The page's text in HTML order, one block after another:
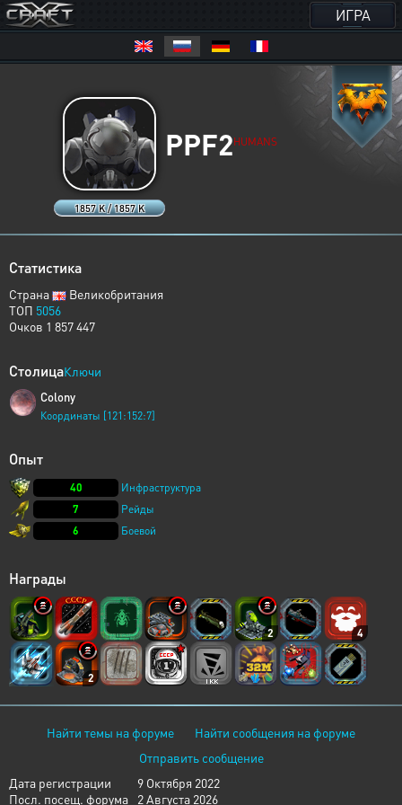
ИГРА
1857 K / 1857 K
PPF2HUMANS
Статистика
Страна
Великобритания
ТОП 5056
Очков 1 857 447
СтолицаКлючи
Colony
Координаты [121:152:7]
Опыт
40
Инфраструктура
7
Рейды
6
Боевой
Награды
2 4
2
Найти темы на форуме
Найти сообщения на форуме
Отправить сообщение
Дата регистрации
9 Октября 2022
Посл. посещ. форума
2 Августа 2026